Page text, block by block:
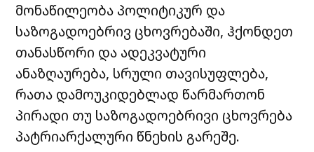
მონაწილეობა პოლიტიკურ და
საზოგადოებრივ ცხოვრებაში, ჰქონდეთ
თანასწორი და ადეკვატური
ანაზღაურება, სრული თავისუფლება,
რათა დამოუკიდებლად წარმართონ
პირადი თუ საზოგადოებრივი ცხოვრება
პატრიარქალური წნეხის გარეშე.